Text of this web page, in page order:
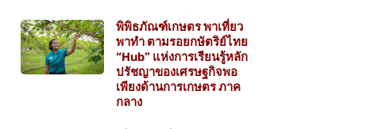
พิพิธภัณฑ์เกษตร พาเที่ยว
พาทำ ตามรอยกษัตริย์ไทย
“Hub” แห่งการเรียนรู้หลัก
ปรัชญาของเศรษฐกิจพอ
เพียงด้านการเกษตร ภาค
กลาง